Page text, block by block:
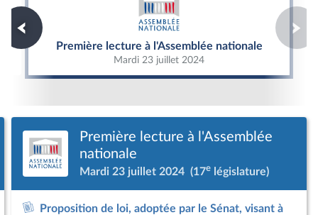
Première lecture à l'Assemblée nationale
Mardi 23 juillet 2024
Première lecture à l'Assemblée nationale
Première lecture à l'Assemblée
nationale
Mardi 23 juillet 2024 (17e législature)
Proposition de loi, adoptée par le Sénat, visant à